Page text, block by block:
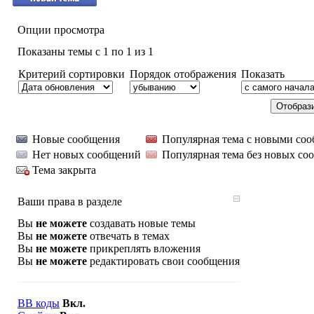
Опции просмотра
Показаны темы с 1 по 1 из 1
Критерий сортировки Порядок отображения Показать
Новые сообщения
Популярная тема с новыми
Нет новых сообщений
Популярная тема без новых
Тема закрыта
Ваши права в разделе
Вы не можете создавать новые темы
Вы не можете отвечать в темах
Вы не можете прикреплять вложения
Вы не можете редактировать свои сообщения
BB коды Вкл.